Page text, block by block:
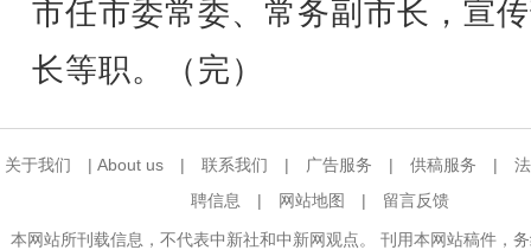
市任市委常委、常务副市长，宣
长等职。（完）
关于我们 | About us | 联系我们 | 广告服务 | 供稿服务 |
聘信息
| 网站地图 | 留言反馈
本网站所刊载信息，不代表中新社和中新网观点。 刊用本网站稿件，